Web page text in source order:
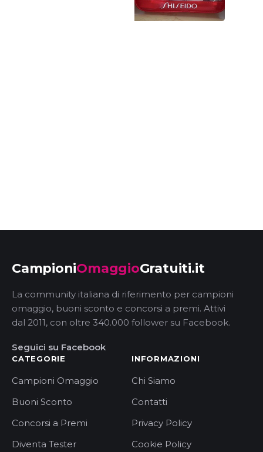
CampioniOmaggioGratuiti.it
La community italiana di riferimento per campioni
omaggio, buoni sconto e concorsi a premi. Attivi
dal 2011, con oltre 340.000 follower su Facebook.
Seguici su Facebook
CATEGORIE
Campioni Omaggio
Buoni Sconto
Concorsi a Premi
Diventa Tester
INFORMAZIONI
Chi Siamo
Contatti
Privacy Policy
Cookie Policy